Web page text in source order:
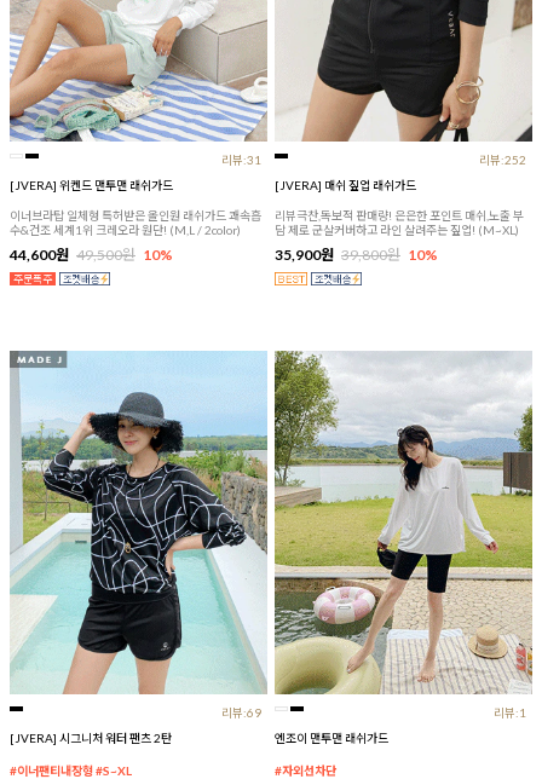
리뷰:31
[JVERA] 위켄드 맨투맨 래쉬가드
이너브라탑 일체형 특허받은 올인원 래쉬가드 쾌속흡
수&건조 세계1위 크레오라 원단! (M,L / 2color)
44,600원 49,500원 10%
리뷰:252
[JVERA] 매쉬 짚업 래쉬가드
리뷰극찬,독보적 판매량! 은은한 포인트 매쉬,노출 부
담 제로 군살커버하고 라인 살려주는 짚업! (M~XL)
35,900원 39,800원 10%
리뷰:69
[JVERA] 시그니처 워터 팬츠 2탄
#이너팬티내장형 #S~XL
리뷰:1
엔조이 맨투맨 래쉬가드
#자외선차단